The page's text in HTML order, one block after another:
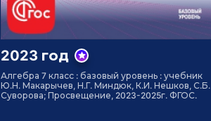
2023 год
Алгебра 7 класс : базовый уровень : учебник
Ю.Н. Макарычев, Н.Г. Миндюк, К.И. Нешков, С.Б.
Суворова; Просвещение, 2023-2025г. ФГОС.